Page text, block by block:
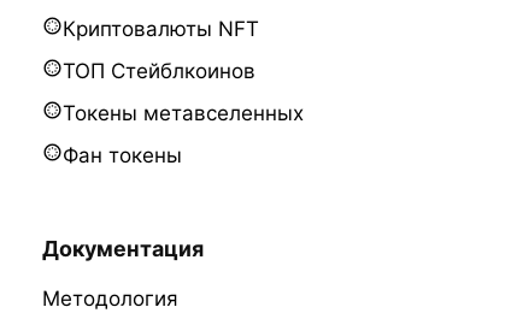
Криптовалюты NFT
ТОП Стейблкоинов
Токены метавселенных
Фан токены
Документация
Методология